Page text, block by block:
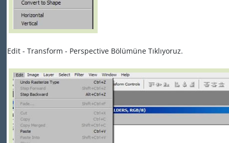
Edit - Transform - Perspective Bölümüne Tıklıyoruz.